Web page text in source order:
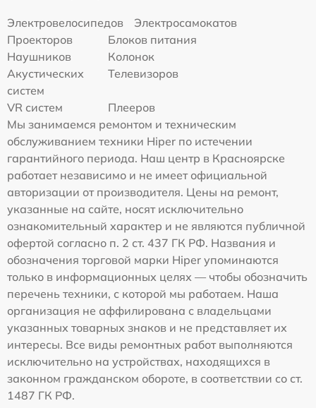
Электровелосипедов
Электросамокатов
Проекторов
Блоков питания
Наушников
Колонок
Акустических
систем
Телевизоров
VR систем
Плееров
Мы занимаемся ремонтом и техническим
обслуживанием техники Hiper по истечении
гарантийного периода. Наш центр в Красноярске
работает независимо и не имеет официальной
авторизации от производителя. Цены на ремонт,
указанные на сайте, носят исключительно
ознакомительный характер и не являются публичной
офертой согласно п. 2 ст. 437 ГК РФ. Названия и
обозначения торговой марки Hiper упоминаются
только в информационных целях — чтобы обозначить
перечень техники, с которой мы работаем. Наша
организация не аффилирована с владельцами
указанных товарных знаков и не представляет их
интересы. Все виды ремонтных работ выполняются
исключительно на устройствах, находящихся в
законном гражданском обороте, в соответствии со ст.
1487 ГК РФ.